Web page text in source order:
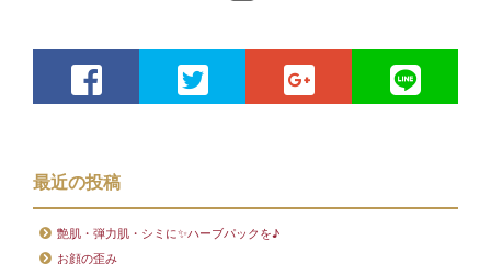
最近の投稿
艶肌・弾力肌・シミに✨ハーブパックを♪
お顔の歪み